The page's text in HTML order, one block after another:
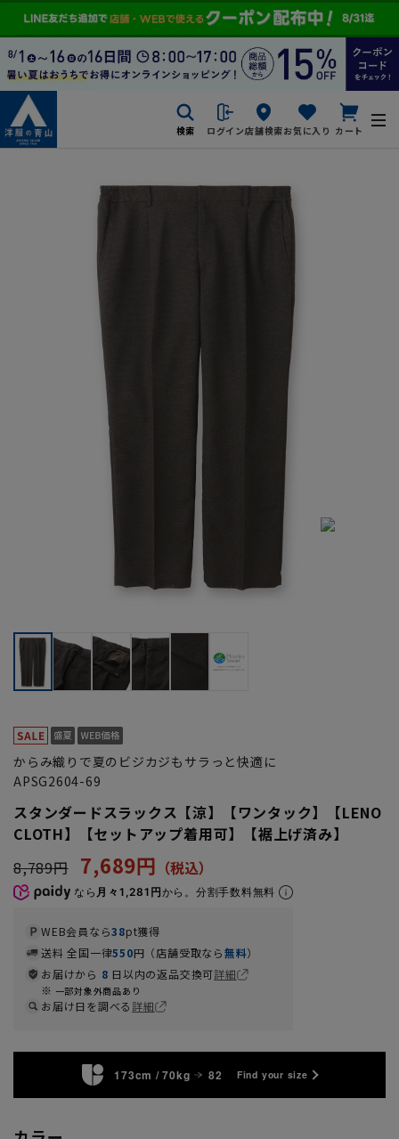
検索 ログイン店舗検索お気に入り カート
からみ織りで夏のビジカジもサラっと快適に
APSG2604-69
スタンダードスラックス【涼】【ワンタック】【LENO
CLOTH】【セットアップ着用可】【裾上げ済み】
8,789円 7,689円
なら 月々1,281円から。分割手数料無料
WEB会員なら38pt獲得
送料 全国一律550円（店舗受取なら無料）
お届けから 8 日以内の返品交換可詳細
一部対象外商品あり
お届け日を調べる詳細
173cm / 70kg 82 Find your size